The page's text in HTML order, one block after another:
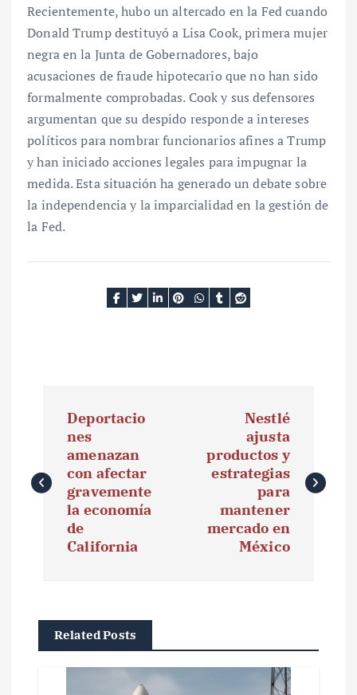
Recientemente, hubo un altercado en la Fed cuando
Donald Trump destituyó a Lisa Cook, primera mujer
negra en la Junta de Gobernadores, bajo
acusaciones de fraude hipotecario que no han sido
formalmente comprobadas. Cook y sus defensores
argumentan que su despido responde a intereses
políticos para nombrar funcionarios afines a Trump
y han iniciado acciones legales para impugnar la
medida. Esta situación ha generado un debate sobre
la independencia y la imparcialidad en la gestión de
la Fed.
v
e
ó
Deportacio
nes
amenazan
con afectar
gravemente
la economía
de
California
Nestlé
ajusta
productos y
estrategias
para
mantener
mercado en
México
Related Posts